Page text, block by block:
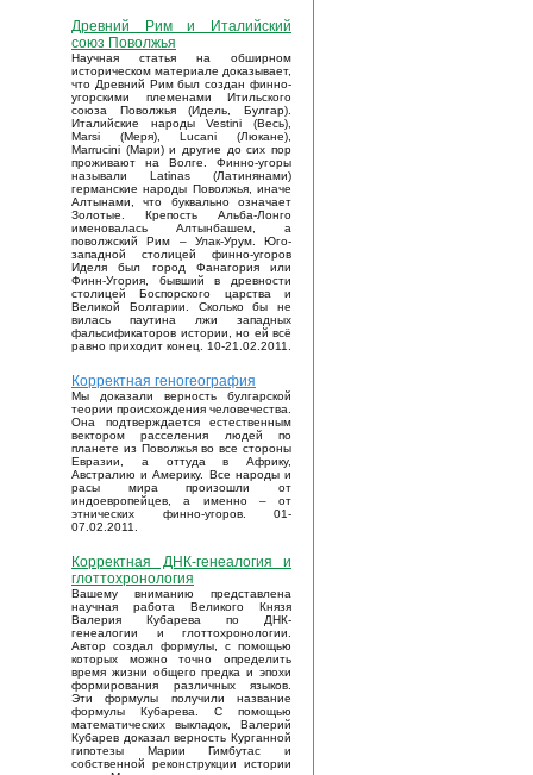
Древний Рим и Италийский
союз Поволжья
Научная статья на обширном
историческом материале доказывает,
что Древний Рим был создан финно-
угорскими племенами Итильского
союза Поволжья (Идель, Булгар).
Италийские народы Vestini (Весь),
Marsi (Меря), Lucani (Люкане),
Marrucini (Мари) и другие до сих пор
проживают на Волге. Финно-угоры
называли Latinas (Латинянами)
германские народы Поволжья, иначе
Алтынами, что буквально означает
Золотые. Крепость Альба-Лонго
именовалась Алтынбашем, а
поволжский Рим – Улак-Урум. Юго-
западной столицей финно-угоров
Иделя был город Фанагория или
Финн-Угория, бывший в древности
столицей Боспорского царства и
Великой Болгарии. Сколько бы не
вилась паутина лжи западных
фальсификаторов истории, но ей всё
равно приходит конец. 10-21.02.2011.
Корректная геногеография
Мы доказали верность булгарской
теории происхождения человечества.
Она подтверждается естественным
вектором расселения людей по
планете из Поволжья во все стороны
Евразии, а оттуда в Африку,
Австралию и Америку. Все народы и
расы мира произошли от
индоевропейцев, а именно – от
этнических финно-угоров. 01-
07.02.2011.
Корректная ДНК-генеалогия и
глоттохронология
Вашему вниманию представлена
научная работа Великого Князя
Валерия Кубарева по ДНК-
генеалогии и глоттохронологии.
Автор создал формулы, с помощью
которых можно точно определить
время жизни общего предка и эпохи
формирования различных языков.
Эти формулы получили название
формулы Кубарева. С помощью
математических выкладок, Валерий
Кубарев доказал верность Курганной
гипотезы Марии Гимбутас и
собственной реконструкции истории